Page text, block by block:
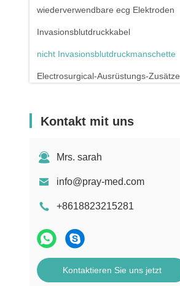
wiederverwendbare ecg Elektroden
Invasionsblutdruckkabel
nicht Invasionsblutdruckmanschette
Electrosurgical-Ausrüstungs-Zusätze
Kontakt mit uns
Mrs. sarah
info@pray-med.com
+8618823215281
Kontaktieren Sie uns jetzt